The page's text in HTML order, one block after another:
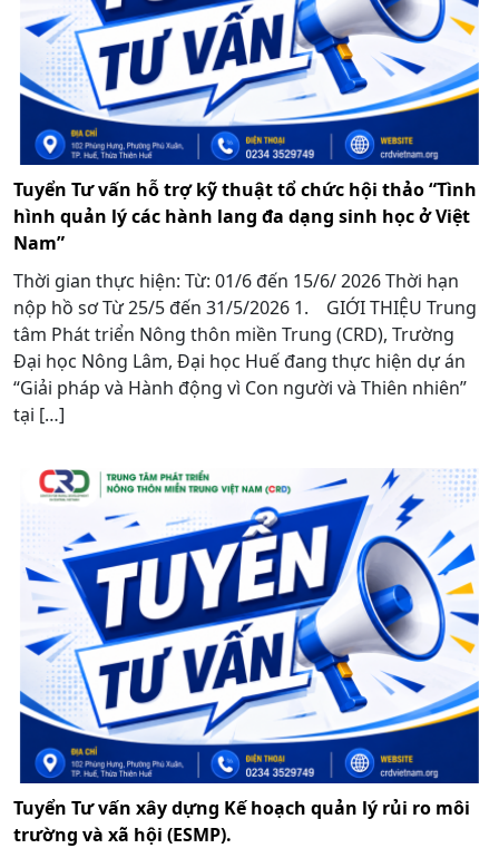
Tuyển Tư vấn hỗ trợ kỹ thuật tổ chức hội thảo “Tình
hình quản lý các hành lang đa dạng sinh học ở Việt
Nam”
Thời gian thực hiện: Từ: 01/6 đến 15/6/ 2026 Thời hạn
nộp hồ sơ Từ 25/5 đến 31/5/2026 1. GIỚI THIỆU Trung
tâm Phát triển Nông thôn miền Trung (CRD), Trường
Đại học Nông Lâm, Đại học Huế đang thực hiện dự án
“Giải pháp và Hành động vì Con người và Thiên nhiên”
tại […]
Tuyển Tư vấn xây dựng Kế hoạch quản lý rủi ro môi
trường và xã hội (ESMP).